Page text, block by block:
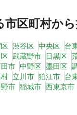
市区町村か
渋谷区 中央区 台
武蔵野市 目黒区
市 中野区 墨田区
立川市 狛江市 台
市 稲城市 西東京市